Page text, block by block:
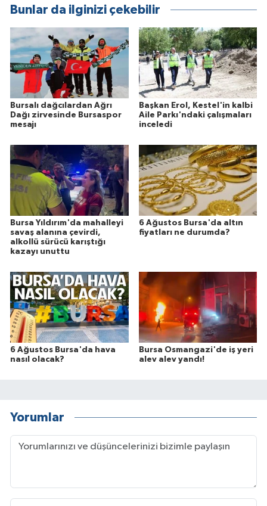
Bunlar da ilginizi çekebilir
Bursalı dağcılardan Ağrı
Dağı zirvesinde Bursaspor
mesajı
Başkan Erol, Kestel'in kalbi
Aile Parkı'ndaki çalışmaları
inceledi
Bursa Yıldırım'da mahalleyi
savaş alanına çevirdi,
alkollü sürücü karıştığı
kazayı unuttu
6 Ağustos Bursa'da altın
fiyatları ne durumda?
6 Ağustos Bursa'da hava
nasıl olacak?
Bursa Osmangazi'de iş yeri
alev alev yandı!
Yorumlar